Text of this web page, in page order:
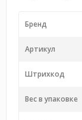
Бренд
Артикул
Штрихкод
Вес в упаковке